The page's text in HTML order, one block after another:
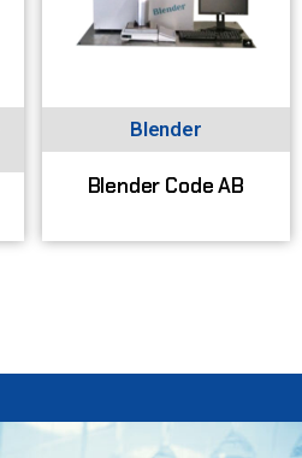
Blender
Blender Code AB